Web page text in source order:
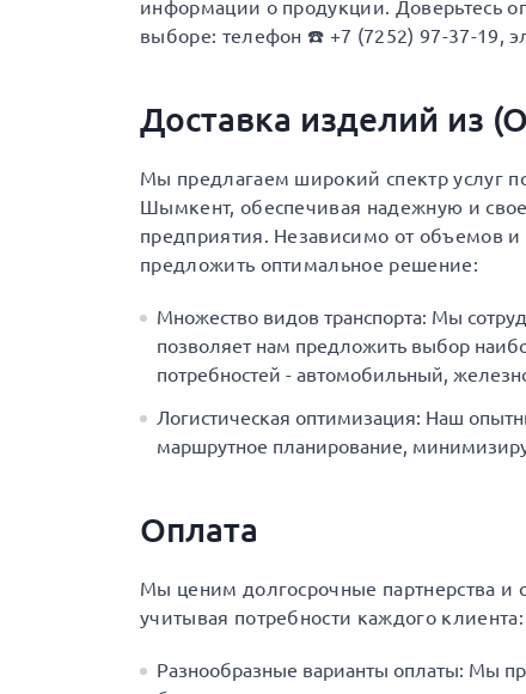
информации о продукции. Доверьтесь
выборе: телефон ☎️ +7 (7252) 97-37-19,
Доставка изделий из
Мы предлагаем широкий спектр услуг
Шымкент, обеспечивая надежную и
предприятия. Независимо от объемов и
предложить оптимальное решение:
Множество видов транспорта: Мы
позволяет нам предложить выбор
потребностей - автомобильный,
Логистическая оптимизация: Наш
маршрутное планирование,
Оплата
Мы ценим долгосрочные партнерства и
учитывая потребности каждого клиента:
Разнообразные варианты оплаты: Мы